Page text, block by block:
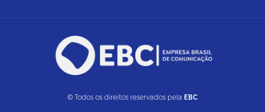
© Todos os direitos reservados pela EBC